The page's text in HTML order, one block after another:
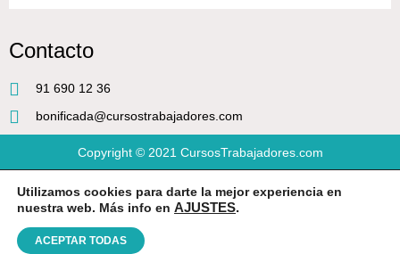
Contacto
91 690 12 36
bonificada@cursostrabajadores.com
Copyright © 2021 CursosTrabajadores.com
Aviso Legal |Política de Privacidad| Condiciones de compra
Utilizamos cookies para darte la mejor experiencia en
nuestra web. Más info en AJUSTES.
ACEPTAR TODAS